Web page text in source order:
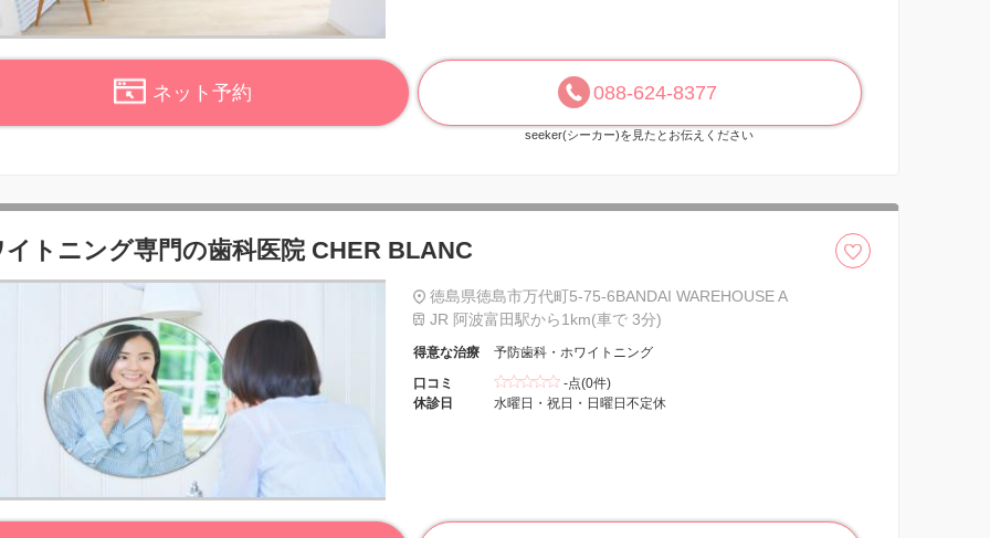
ネット予約 088-624-8377
seeker(シーカー)を見たとお伝えください
トニング専門の歯科医院 CHER BLANC
徳島県徳島市万代町5-75-6BANDAI WAREHOUSE A
JR 阿波富田駅から1km(車で 3分)
得意な治療
予防歯科・ホワイトニング
口コミ
-点(0件)
休診日
水曜日・祝日・日曜日不定休